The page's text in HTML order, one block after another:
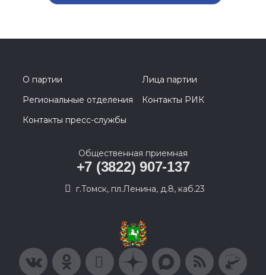
О партии
Лица партии
Региональные отделения
Контакты РИК
Контакты пресс-службы
Общественная приемная
+7 (3822) 907-137
г.Томск, пл.Ленина, д.8, каб.23